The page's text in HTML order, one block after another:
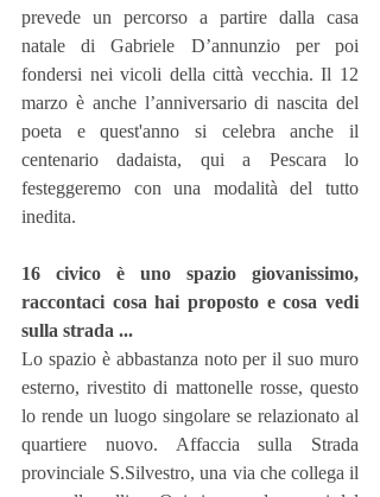
prevede un percorso a partire dalla casa
natale di Gabriele D’annunzio per poi
fondersi nei vicoli della città vecchia. Il 12
marzo è anche l’anniversario di nascita del
poeta e quest'anno si celebra anche il
centenario dadaista, qui a Pescara lo
festeggeremo con una modalità del tutto
inedita.
16 civico è uno spazio giovanissimo,
raccontaci cosa hai proposto e cosa vedi
sulla strada ...
Lo spazio è abbastanza noto per il suo muro
esterno, rivestito di mattonelle rosse, questo
lo rende un luogo singolare se relazionato al
quartiere nuovo. Affaccia sulla Strada
provinciale S.Silvestro, una via che collega il